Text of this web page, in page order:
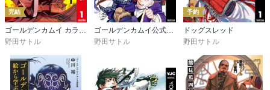
完結
ゴールデンカムイ カラー版
野田サトル
ゴールデンカムイ公式ファンブック 探究者たちの記録
野田サトル
予約
ドッグスレッド
野田サトル